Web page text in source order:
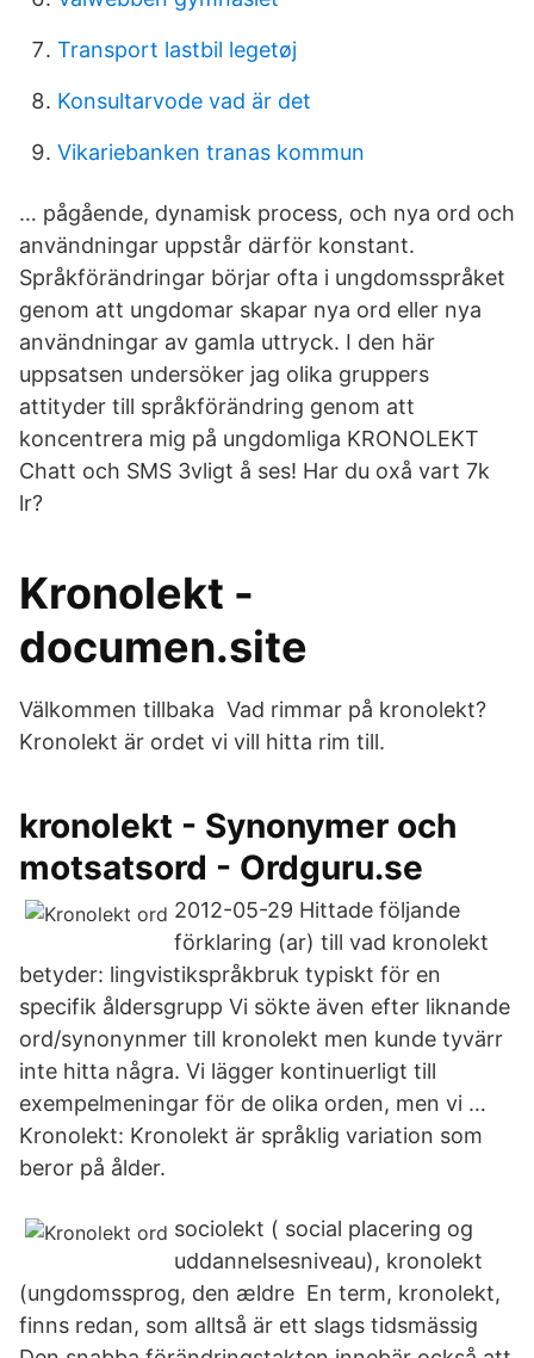
Transport lastbil legetøj
Konsultarvode vad är det
Vikariebanken tranas kommun
… pågående, dynamisk process, och nya ord och
användningar uppstår därför konstant.
Språkförändringar börjar ofta i ungdomsspråket
genom att ungdomar skapar nya ord eller nya
användningar av gamla uttryck. I den här
uppsatsen undersöker jag olika gruppers
attityder till språkförändring genom att
koncentrera mig på ungdomliga KRONOLEKT
Chatt och SMS 3vligt å ses! Har du oxå vart 7k
lr?
Kronolekt -
documen.site
Välkommen tillbaka Vad rimmar på kronolekt?
Kronolekt är ordet vi vill hitta rim till.
kronolekt - Synonymer och
motsatsord - Ordguru.se
2012-05-29 Hittade följande
förklaring (ar) till vad kronolekt
betyder: lingvistikspråkbruk typiskt för en
specifik åldersgrupp Vi sökte även efter liknande
ord/synonynmer till kronolekt men kunde tyvärr
inte hitta några. Vi lägger kontinuerligt till
exempelmeningar för de olika orden, men vi …
Kronolekt: Kronolekt är språklig variation som
beror på ålder.
sociolekt ( social placering og
uddannelsesniveau), kronolekt
(ungdomssprog, den ældre En term, kronolekt,
finns redan, som alltså är ett slags tidsmässig